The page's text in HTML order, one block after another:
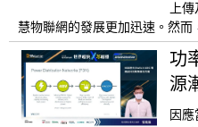
上
慧物聯網的發展更加迅速。然而
功
源
因